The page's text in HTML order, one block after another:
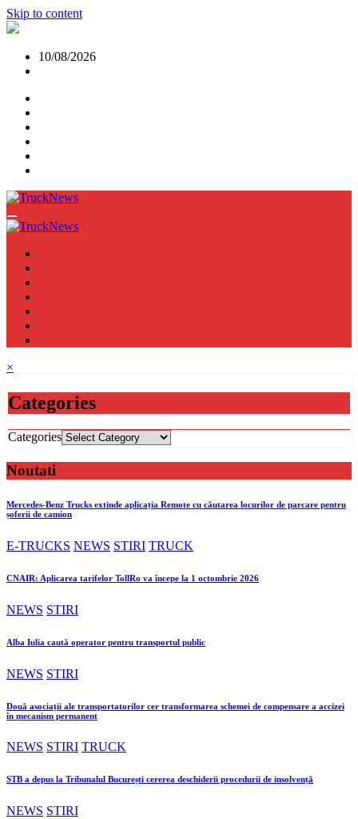
Skip to content
10/08/2026
×
Categories
Categories
Noutati
Mercedes-Benz Trucks extinde aplicația Remote cu căutarea locurilor de parcare pentru
șoferii de camion
E-TRUCKS NEWS STIRI TRUCK
CNAIR: Aplicarea tarifelor TollRo va începe la 1 octombrie 2026
NEWS STIRI
Alba Iulia caută operator pentru transportul public
NEWS STIRI
Două asociații ale transportatorilor cer transformarea schemei de compensare a accizei
în mecanism permanent
NEWS STIRI TRUCK
STB a depus la Tribunalul București cererea deschiderii procedurii de insolvență
NEWS STIRI